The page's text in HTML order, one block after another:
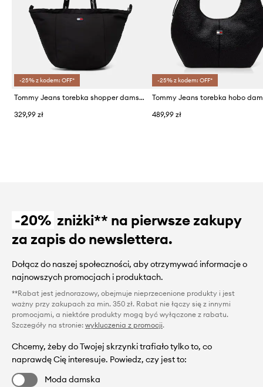
-25% z kodem: OFF*
Tommy Jeans torebka shopper damska
329,99 zł
-25% z kodem: OFF*
489,99 zł
-20% zniżki** na pierwsze zakupy
za zapis do newslettera.
Dołącz do naszej społeczności, aby otrzymywać informacje o
najnowszych promocjach i produktach.
**Rabat jest jednorazowy, obejmuje nieprzecenione produkty i jest
ważny przy zakupach za min. 350 zł. Rabat nie łączy się z innymi
promocjami, a niektóre produkty mogą być wyłączone z rabatu.
Szczegóły na stronie: wykluczenia z promocji.
Chcemy, żeby do Twojej skrzynki trafiało tylko to, co
naprawdę Cię interesuje. Powiedz, czy jest to:
Moda damska